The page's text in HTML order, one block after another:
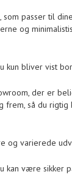
passer til
og
kun bliver vist
der er
så du
og varierede
være sikker